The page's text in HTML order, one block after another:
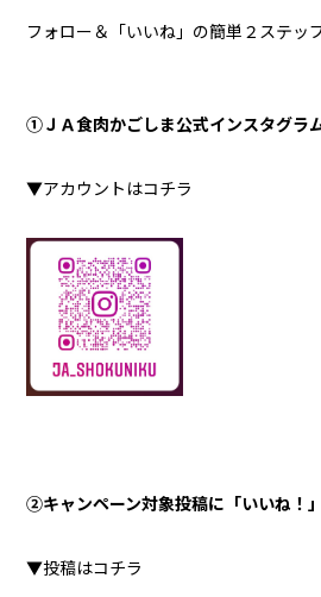
フォロー＆「いいね」の簡単２ステッ
①ＪＡ食肉かごしま公式インスタグラ
▼アカウントはコチラ
②キャンペーン対象投稿に「いいね！」
▼投稿はコチラ